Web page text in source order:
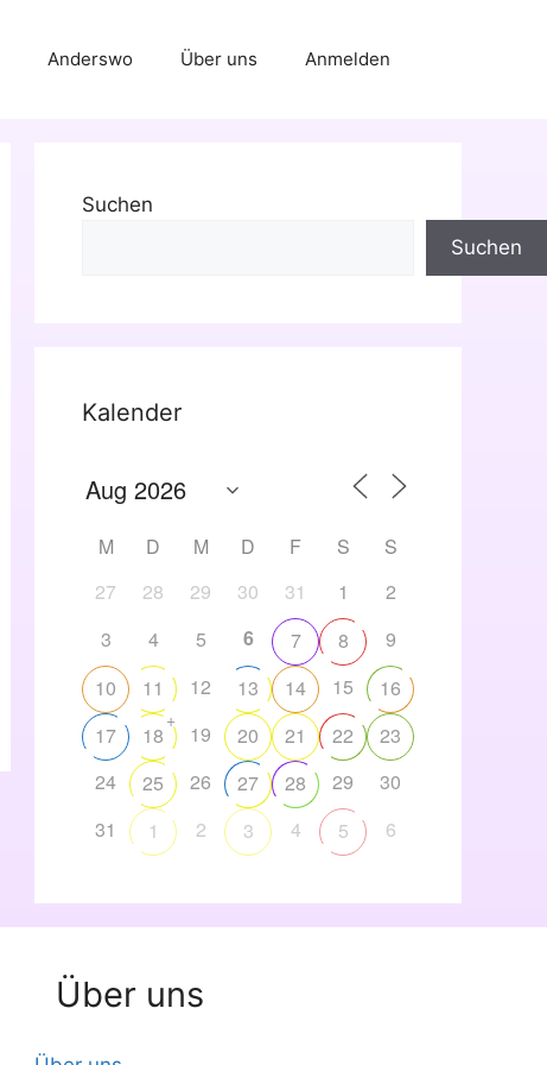
Anderswo Über uns Anmelden
Suchen
Suchen
Kalender
M D M D F S
S
27
28 29 30 31 1
2
3
4 5 6 7 8
9
10
11 12 13 14 15
16
17
18
+
19 20 21 22
23
24
25 26 27 28 29
30
31
1 2 3 4 5 6
Über uns